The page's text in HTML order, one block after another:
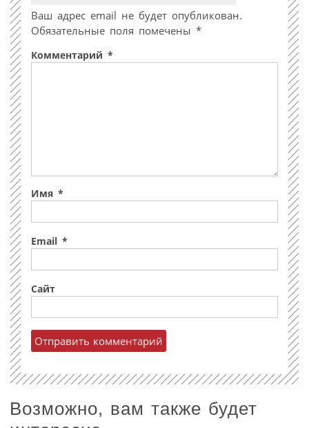
Ваш адрес email не будет опубликован.
Обязательные поля помечены *
Комментарий *
Имя *
Email *
Сайт
Возможно, вам также будет